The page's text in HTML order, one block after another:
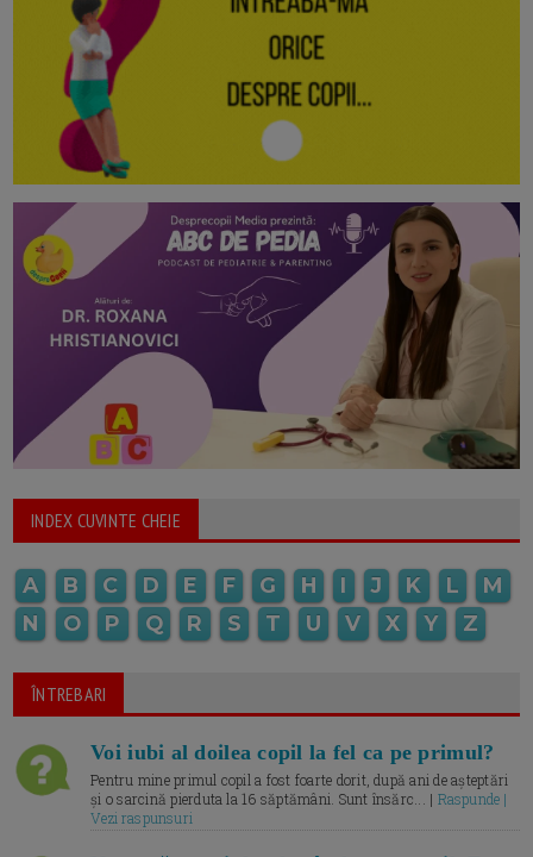
INDEX CUVINTE CHEIE
A B C D E F G H I J K L
M
N
O P Q R S T U V X Y Z
ÎNTREBARI
Voi iubi al doilea copil la fel ca pe primul?
Pentru mine primul copil a fost foarte dorit, după ani de așteptări
și o sarcină pierduta la 16 săptămâni. Sunt însărc... | Raspunde |
Vezi raspunsuri